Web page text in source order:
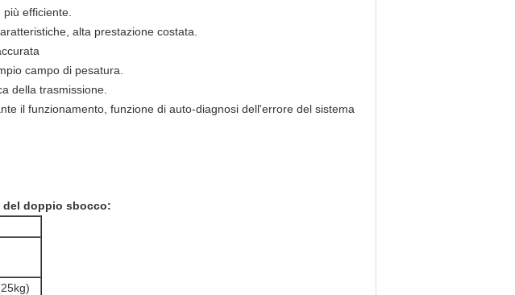
efficiente.
alta prestazione costata.
campo di pesatura.
della trasmissione.
il funzionamento, funzione di auto-diagnosi dell'errore del sistema
del doppio sbocco: